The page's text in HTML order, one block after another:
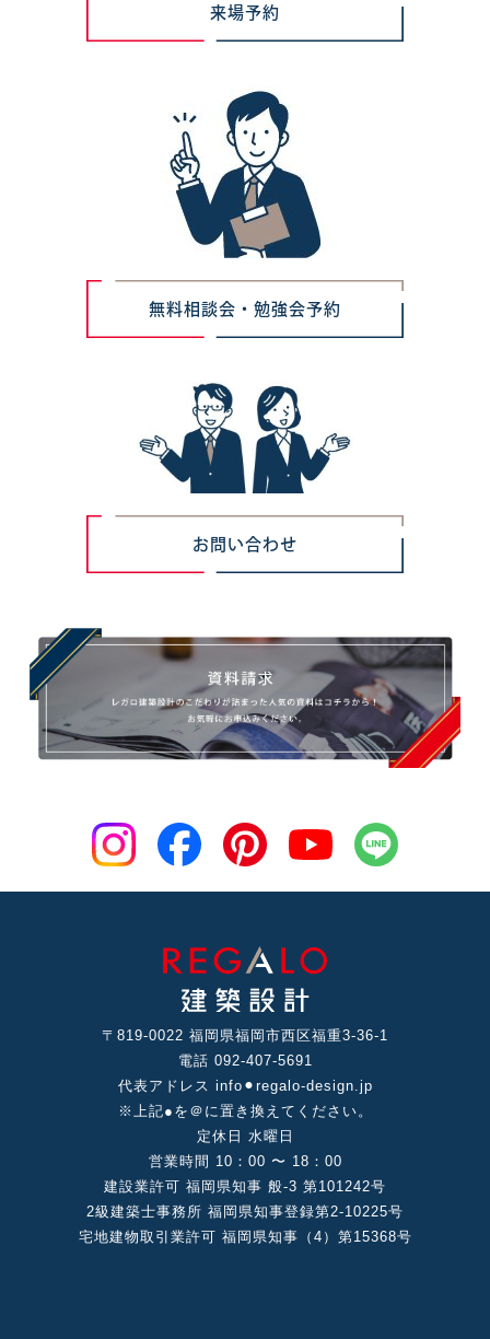
来場予約
無料相談会・勉強会予約
お問い合わせ
〒819-0022 福岡県福岡市⻄区福重3-36-1
電話 092-407-5691
代表アドレス info⚫︎regalo-design.jp
※上記●を＠に置き換えてください。
定休⽇ ⽔曜⽇
営業時間 10：00 〜 18：00
建設業許可 福岡県知事 般-3 第101242号
2級建築⼠事務所 福岡県知事登録第2-10225号
宅地建物取引業許可 福岡県知事（4）第15368号